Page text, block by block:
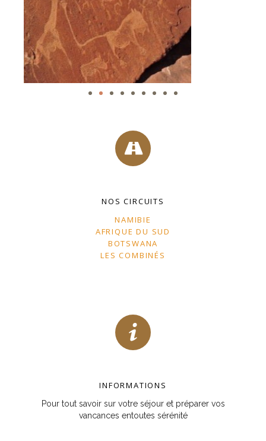
NOS CIRCUITS
NAMIBIE
AFRIQUE DU SUD
BOTSWANA
LES COMBINÉS
INFORMATIONS
Pour tout savoir sur votre séjour et préparer vos
vancances entoutes sérénité